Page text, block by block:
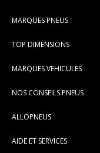
MARQUES PNEUS
Pneus Continental
Pneus Hankook
Pneus Dunlop
TOP DIMENSIONS
195/65R15
205/60R16
MARQUES VEHICULES
Peugeot
NOS CONSEILS PNEUS
Pression pneu
ALLOPNEUS
AIDE ET SERVICES